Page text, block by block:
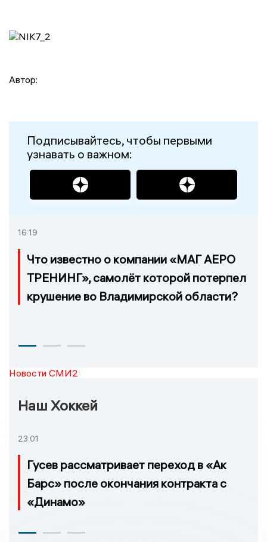
Автор:
Подписывайтесь, чтобы первыми
узнавать о важном:
16:19
Что известно о компании «МАГ АЕРО
ТРЕНИНГ», самолёт которой потерпел
крушение во Владимирской области?
Новости СМИ2
Наш Хоккей
23:01
Гусев рассматривает переход в «Ак
Барс» после окончания контракта с
«Динамо»